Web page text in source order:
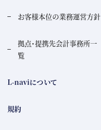
お客様本位の業務運営方針
拠点・提携先会計事務所一
覧
L-naviについて
規約